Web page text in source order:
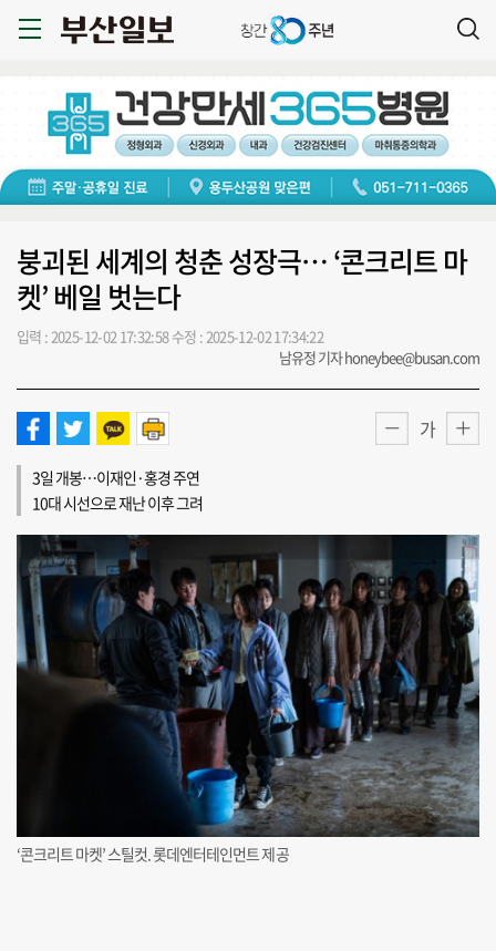
붕괴된 세계의 청춘 성장극… ‘콘크리트 마
켓’ 베일 벗는다
입력 : 2025-12-02 17:32:58수정 : 2025-12-02 17:34:22
남유정 기자 honeybee@busan.com
가
3일 개봉…이재인·홍경 주연
10대 시선으로 재난 이후 그려
‘콘크리트 마켓’ 스틸컷. 롯데엔터테인먼트 제공